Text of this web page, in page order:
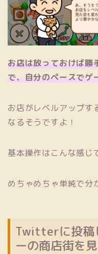
お店は放っておけば勝
で、自分のペースでゲ
お店がレベルアップす
なるそうですよ！
基本操作はこんな感じ
めちゃめちゃ単純で分
Twitterに投稿
ーの商店街を